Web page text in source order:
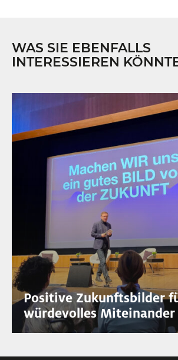
WAS SIE EBENFALLS
INTERESSIEREN
Positive Zukunftsbilder
würdevolles Miteinander